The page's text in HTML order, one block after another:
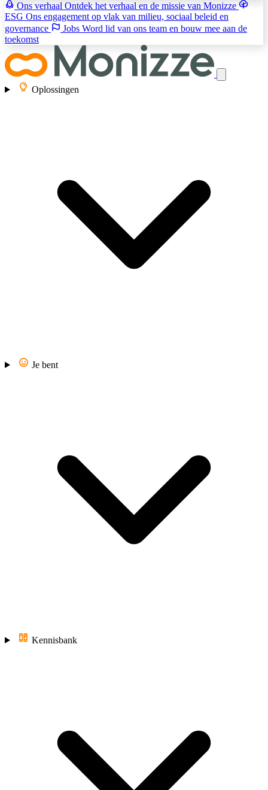
Ons verhaal Ontdek het verhaal en de missie van Monizze
ESG Ons engagement op vlak van milieu, sociaal beleid en
governance
Jobs Word lid van ons team en bouw mee aan de
toekomst
Oplossingen
Je bent
Kennisbank